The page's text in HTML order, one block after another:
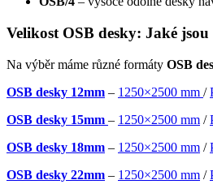
Velikost OSB desky: Jaké
Na výběr máme různé formáty OSB
OSB desky 12mm – 1250×2500 mm /
OSB desky 15mm – 1250×2500 mm /
OSB desky 18mm – 1250×2500 mm /
OSB desky 22mm – 1250×2500 mm /